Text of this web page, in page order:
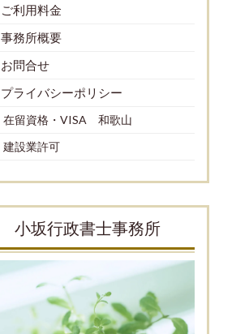
ご利用料金
事務所概要
お問合せ
プライバシーポリシー
在留資格・VISA 和歌山
建設業許可
小坂行政書士事務所